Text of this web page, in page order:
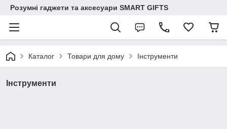
Розумні гаджети та аксесуари SMART GIFTS
Каталог Товари для дому Інструменти
Інструменти